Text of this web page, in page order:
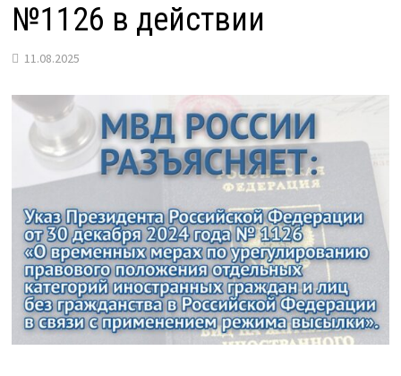
№1126 в действии
11.08.2025